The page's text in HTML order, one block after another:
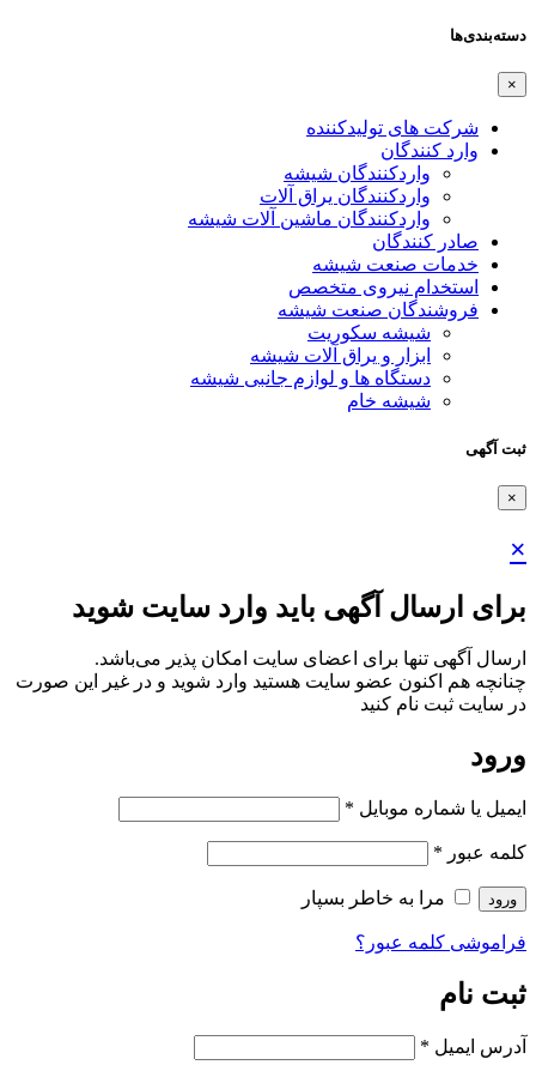
دسته‌بندی‌ها
×
شرکت های تولیدکننده
وارد کنندگان
واردکنندگان شیشه
واردکنندگان یراق آلات
واردکنندگان ماشین آلات شیشه
صادر کنندگان
خدمات صنعت شیشه
استخدام نیروی متخصص
فروشندگان صنعت شیشه
شیشه سکوریت
ابزار و یراق آلات شیشه
دستگاه ها و لوازم جانبی شیشه
شیشه خام
ثبت آگهی
×
×
برای ارسال آگهی باید وارد سایت شوید
ارسال آگهی تنها برای اعضای سایت امکان پذیر می‌باشد.
چنانچه هم‌ اکنون عضو سایت هستید وارد شوید و در غیر این صورت
در سایت ثبت نام کنید
ورود
ایمیل یا شماره موبایل *
کلمه عبور *
ورود مرا به خاطر بسپار
فراموشی کلمه عبور؟
ثبت نام
آدرس ایمیل *